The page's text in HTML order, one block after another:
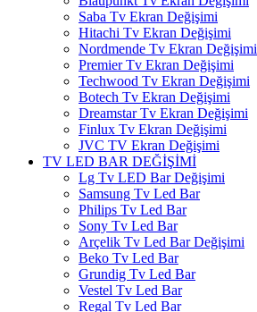
Saba Tv Ekran Değişimi
Hitachi Tv Ekran Değişimi
Nordmende Tv Ekran Değişimi
Premier Tv Ekran Değişimi
Techwood Tv Ekran Değişimi
Botech Tv Ekran Değişimi
Dreamstar Tv Ekran Değişimi
Finlux Tv Ekran Değişimi
JVC TV Ekran Değişimi
TV LED BAR DEĞİŞİMİ
Lg Tv LED Bar Değişimi
Samsung Tv Led Bar
Philips Tv Led Bar
Sony Tv Led Bar
Arçelik Tv Led Bar Değişimi
Beko Tv Led Bar
Grundig Tv Led Bar
Vestel Tv Led Bar
Regal Tv Led Bar